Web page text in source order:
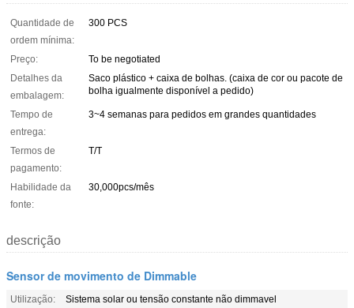
Quantidade de
ordem mínima:
300 PCS
Preço:
To be negotiated
Detalhes da
embalagem:
Saco plástico + caixa de bolhas. (caixa de cor ou pacote de
bolha igualmente disponível a pedido)
Tempo de
entrega:
3~4 semanas para pedidos em grandes quantidades
Termos de
pagamento:
T/T
Habilidade da
fonte:
30,000pcs/mês
descrição
Sensor de movimento de Dimmable
Utilização:
Sistema solar ou tensão constante não dimmavel